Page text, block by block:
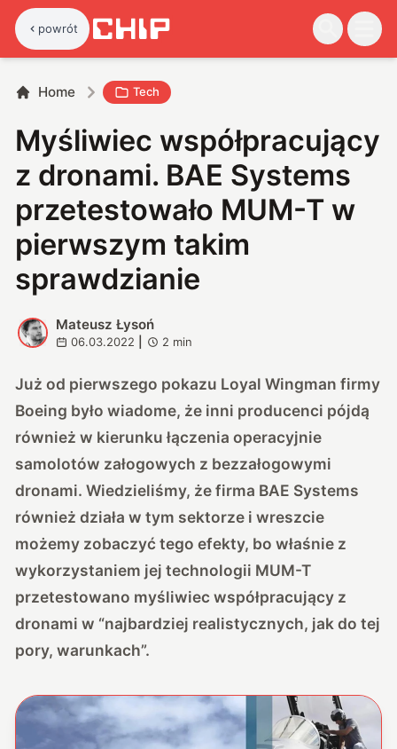
powrót
Home Tech
Myśliwiec współpracujący
z dronami. BAE Systems
przetestowało MUM-T w
pierwszym takim
sprawdzianie
M
Mateusz Łysoń
06.03.2022 2 min
Już od pierwszego pokazu Loyal Wingman firmy
Boeing było wiadome, że inni producenci pójdą
również w kierunku łączenia operacyjnie
samolotów załogowych z bezzałogowymi
dronami. Wiedzieliśmy, że firma BAE Systems
również działa w tym sektorze i wreszcie
możemy zobaczyć tego efekty, bo właśnie z
wykorzystaniem jej technologii MUM-T
przetestowano myśliwiec współpracujący z
dronami w “najbardziej realistycznych, jak do tej
pory, warunkach”.